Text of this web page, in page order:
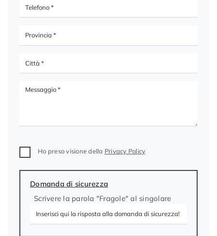
Ho preso visione della Privacy Policy
Domanda di sicurezza
Scrivere la parola "Fragole" al singolare